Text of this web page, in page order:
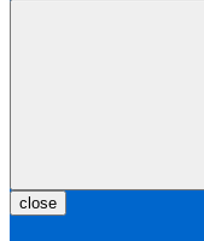
close